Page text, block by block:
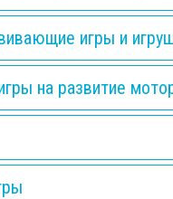
игры и
на развитие